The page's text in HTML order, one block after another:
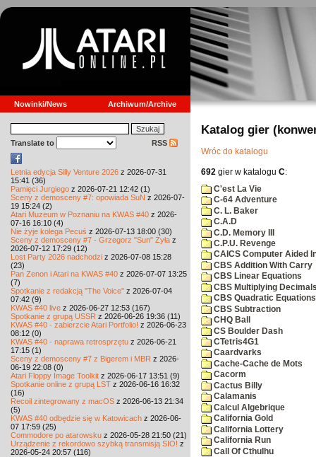
Nowinki/News Archiwum/Archive
Translate to RSS
Letnia edycja Silly Venture 2026 z 2026-07-31
15:41 (36)
Pamięci Jurgiego z 2026-07-21 12:42 (1)
Sceny z demosceny #7: opowiada SuN z 2026-07-
19 15:24 (2)
Atari Muzeum w Poznaniu na KWAS #40 z 2026-
07-16 16:10 (4)
Nie żyje kolega Pecuś z 2026-07-13 18:00 (30)
Sceny z demosceny #7 - Grzegorz "Sun" Żyła z
2026-07-12 17:29 (12)
Lost Party 2026 nadchodzi z 2026-07-08 15:28
(23)
Pan Zenon i Atari na KWAS #40 z 2026-07-07 13:25
(7)
Spotkanie z redakcją "The Voice" z 2026-07-04
07:42 (9)
KWAS #40 live z 2026-06-27 12:53 (167)
Spotkanie z grupą USSR z 2026-06-26 19:36 (11)
KWAS #40 - zabierzcie Atari Portfolio! z 2026-06-23
08:12 (0)
KWAS #40 - naprawa retrosprzętu z 2026-06-21
17:15 (1)
Sceny z demosceny #7 z Bigerem i MBR z 2026-
06-19 22:08 (0)
Atari Floppy Image Toolkit z 2026-06-17 13:51 (9)
Spotkanie online z grupą LST z 2026-06-16 16:32
(16)
Recoil zintegrowany z macOS z 2026-06-13 21:34
(5)
KWAS #40 odbędzie się w Katowicach z 2026-06-
07 17:59 (25)
Commodore po atarowsku z 2026-05-28 21:50 (21)
Urządzenie z rekordowo szybką transmisją SIO! z
2026-05-24 20:57 (116)
Katalog gier
Wróc do katalogu
692 gier w katalogu C:
C'est La Vie
C-64 Adventure
C. L. Baker
C.A.D
C.D. Memory III
C.P.U. Revenge
CAICS Computer Aided
CBS Addition With Carry
CBS Linear Equations
CBS Multiplying
CBS Quadratic Equations
CBS Subtraction
CHQ Ball
CS Boulder Dash
CTetris4G1
Caardvarks
Cache-Cache de Mots
Cacorm
Cactus Billy
Calamanis
Calcul Algebrique
California Gold
California Lottery
California Run
Call Of Cthulhu